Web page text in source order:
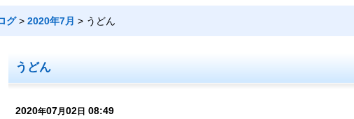
グ > 2020年7月 > うどん
うどん
2020年07月 02 日 08:49